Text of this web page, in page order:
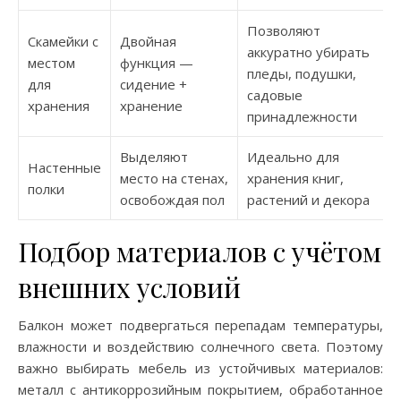
Скамейки с
местом
для
хранения
Двойная
функция —
сидение +
хранение
Позволяют
аккуратно убирать
пледы, подушки,
садовые
принадлежности
Настенные
полки
Выделяют
место на стенах,
освобождая пол
Идеально для
хранения книг,
растений и декора
Подбор материалов с учётом
внешних условий
Балкон может подвергаться перепадам температуры,
влажности и воздействию солнечного света. Поэтому
важно выбирать мебель из устойчивых материалов:
металл с антикоррозийным покрытием, обработанное